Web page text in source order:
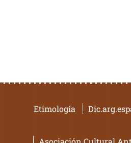
Etimología